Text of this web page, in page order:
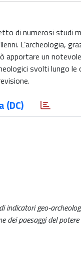
di numerosi studi
L’archeologia,
un
svolti lungo
(DC)
geo-
paesaggi del